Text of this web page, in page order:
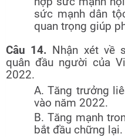
sức mạnh dân
quan trọng giúp
Câu 14. Nhận xét về
quân đầu người của
2022.
A. Tăng trưởng
vào năm 2022.
B. Tăng mạnh
bắt đầu chững lại.